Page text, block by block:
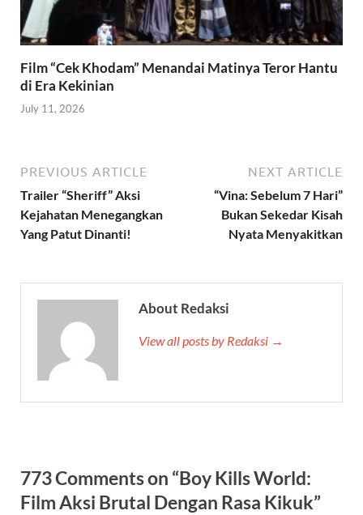
Film “Cek Khodam” Menandai Matinya Teror Hantu
di Era Kekinian
July 11, 2026
PREVIOUS ARTICLE
Trailer “Sheriff” Aksi
Kejahatan Menegangkan
Yang Patut Dinanti!
NEXT ARTICLE
“Vina: Sebelum 7 Hari”
Bukan Sekedar Kisah
Nyata Menyakitkan
About Redaksi
View all posts by Redaksi →
773 Comments on “Boy Kills World:
Film Aksi Brutal Dengan Rasa Kikuk”